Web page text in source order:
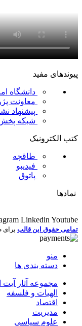
پیوندهای مفید
دانشگاه
معاونت
پیشنهاد
شبکه پخش
کتب الکترونیک
طاقچه
فیدیبو
پاتوق
نمادها
Linkedin Youtube
تمامی حقوق این قالب برای
منو
دسته بندی ها
مجموعه آثار آيت
الهیات و فلسفه
اقتصاد
مديريت
علوم سياسي